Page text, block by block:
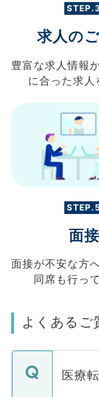
求人の
豊富な求人情報か
に合った求人
STEP.5
面接
面接が不安な方へ
同席も行っ
よくあるご
医療